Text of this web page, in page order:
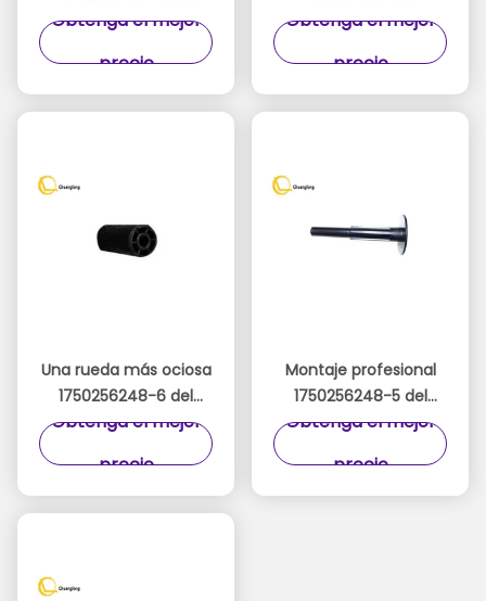
NMD Placa Izquierda
automático el LADO
Obtenga el mejor
precio
49233110000A de la
las PIEZAS del cajero
Obtenga el mejor
precio
Una rueda más ociosa
1750256248-6 del
cajero automático de
impresora termal
Obtenga el mejor
precio
Montaje profesional
1750256248-5 del
dispensador del papel
cajero automático
Obtenga el mejor
precio